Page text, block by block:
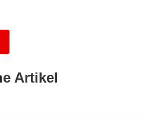
Artikel
der Großküche: Kreuzberger